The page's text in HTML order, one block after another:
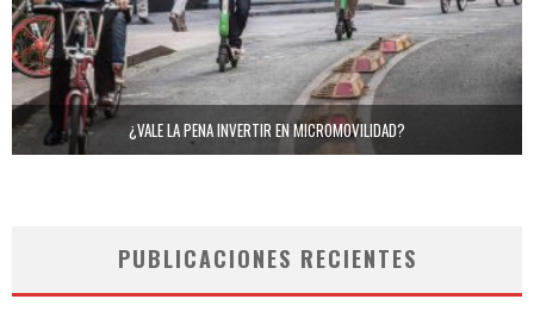
¿VALE LA PENA INVERTIR EN MICROMOVILIDAD?
PUBLICACIONES RECIENTES